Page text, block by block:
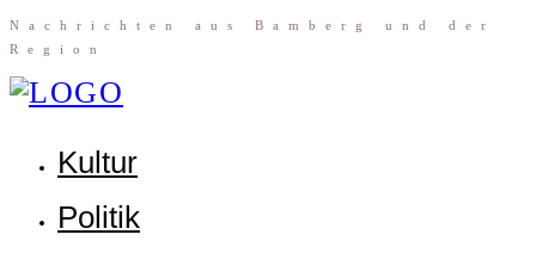
Nach­rich­ten aus Bam­berg und der
Region
Kul­tur
Poli­tik